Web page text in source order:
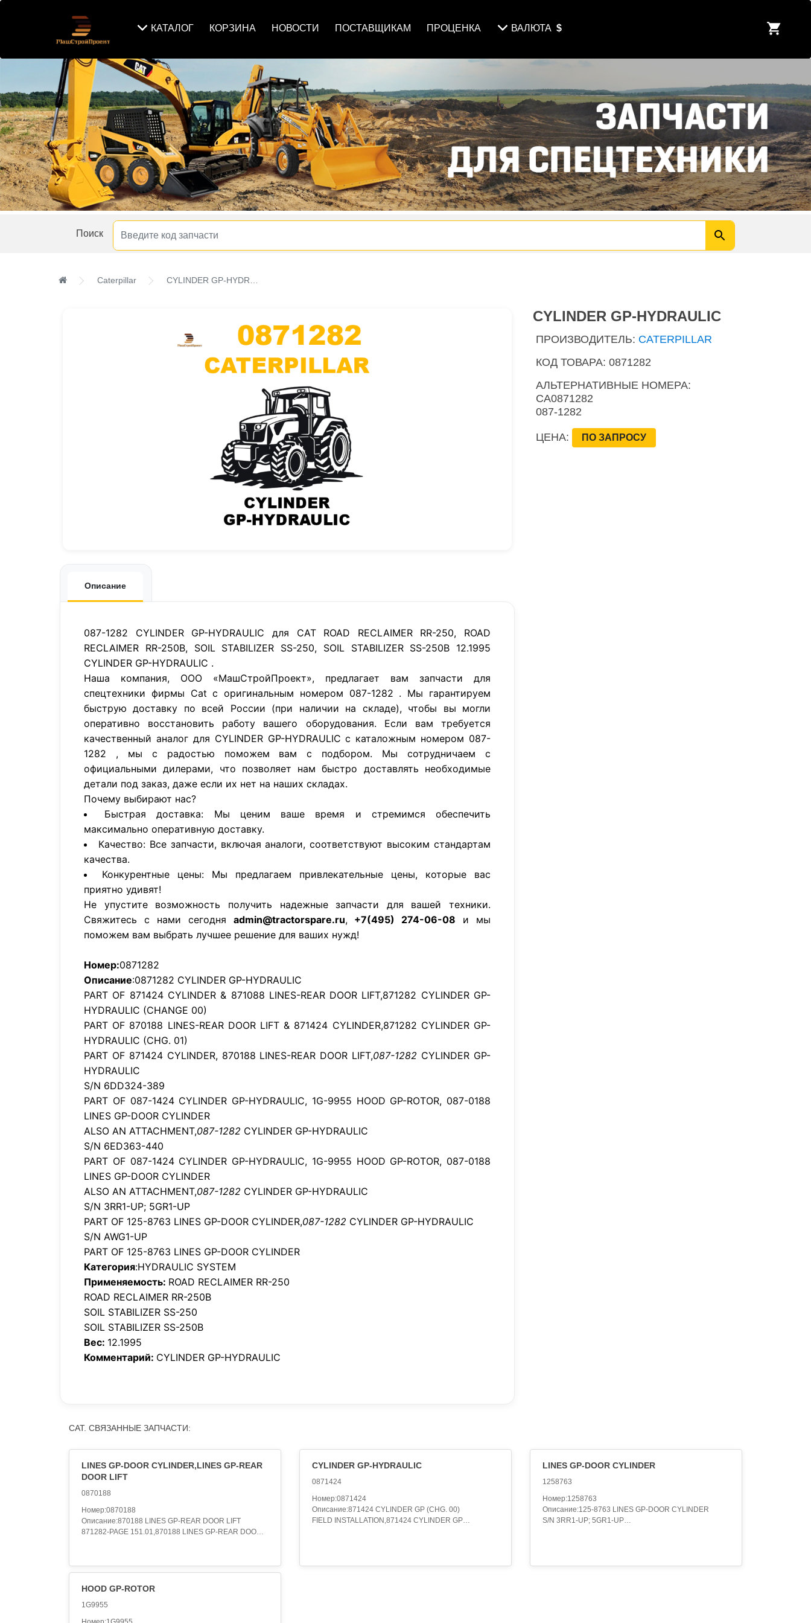
КАТАЛОГ КОРЗИНА НОВОСТИ ПОСТАВЩИКАМ ПРОЦЕНКА ВАЛЮТА $
Поиск
Caterpillar CYLINDER GP-HYDRAULIC
Описание
087-1282 CYLINDER GP-HYDRAULIC для CAT ROAD RECLAIMER RR-250, ROAD
RECLAIMER RR-250B, SOIL STABILIZER SS-250, SOIL STABILIZER SS-250B 12.1995
CYLINDER GP-HYDRAULIC .
Наша компания, ООО «МашСтройПроект», предлагает вам запчасти для
спецтехники фирмы Cat с оригинальным номером 087-1282 . Мы гарантируем
быструю доставку по всей России (при наличии на складе), чтобы вы могли
оперативно восстановить работу вашего оборудования. Если вам требуется
качественный аналог для CYLINDER GP-HYDRAULIC с каталожным номером 087-
1282 , мы с радостью поможем вам с подбором. Мы сотрудничаем с
официальными дилерами, что позволяет нам быстро доставлять необходимые
детали под заказ, даже если их нет на наших складах.
Почему выбирают нас?
Быстрая доставка: Мы ценим ваше время и стремимся обеспечить
максимально оперативную доставку.
Качество: Все запчасти, включая аналоги, соответствуют высоким стандартам
качества.
Конкурентные цены: Мы предлагаем привлекательные цены, которые вас
приятно удивят!
Не упустите возможность получить надежные запчасти для вашей техники.
Свяжитесь с нами сегодня admin@tractorspare.ru, +7(495) 274-06-08 и мы
поможем вам выбрать лучшее решение для ваших нужд!
Номер:0871282
Описание:0871282 CYLINDER GP-HYDRAULIC
PART OF 871424 CYLINDER & 871088 LINES-REAR DOOR LIFT,871282 CYLINDER GP-
HYDRAULIC (CHANGE 00)
PART OF 870188 LINES-REAR DOOR LIFT & 871424 CYLINDER,871282 CYLINDER GP-
HYDRAULIC (CHG. 01)
PART OF 871424 CYLINDER, 870188 LINES-REAR DOOR LIFT,087-1282 CYLINDER GP-
HYDRAULIC
S/N 6DD324-389
PART OF 087-1424 CYLINDER GP-HYDRAULIC, 1G-9955 HOOD GP-ROTOR, 087-0188
LINES GP-DOOR CYLINDER
ALSO AN ATTACHMENT,087-1282 CYLINDER GP-HYDRAULIC
S/N 6ED363-440
PART OF 087-1424 CYLINDER GP-HYDRAULIC, 1G-9955 HOOD GP-ROTOR, 087-0188
LINES GP-DOOR CYLINDER
ALSO AN ATTACHMENT,087-1282 CYLINDER GP-HYDRAULIC
S/N 3RR1-UP; 5GR1-UP
PART OF 125-8763 LINES GP-DOOR CYLINDER,087-1282 CYLINDER GP-HYDRAULIC
S/N AWG1-UP
PART OF 125-8763 LINES GP-DOOR CYLINDER
Категория:HYDRAULIC SYSTEM
Применяемость: ROAD RECLAIMER RR-250
ROAD RECLAIMER RR-250B
SOIL STABILIZER SS-250
SOIL STABILIZER SS-250B
Вес: 12.1995
Комментарий: CYLINDER GP-HYDRAULIC
CYLINDER GP-HYDRAULIC
ПРОИЗВОДИТЕЛЬ: CATERPILLAR
КОД ТОВАРА: 0871282
АЛЬТЕРНАТИВНЫЕ НОМЕРА:
CA0871282
087-1282
ЦЕНА: ПО ЗАПРОСУ
CAT. СВЯЗАННЫЕ ЗАПЧАСТИ:
LINES GP-DOOR CYLINDER,LINES GP-REAR
DOOR LIFT
0870188
Номер:0870188
Описание:870188 LINES GP-REAR DOOR LIFT
871282-PAGE 151.01,870188 LINES GP-REAR DOOR
LIFT
S/N 6DD167-UP
871282-PAGE,870188 LINES GP-REAR DOOR LIFT
871282-PAGE 189.05,087-0188 LINES GP-DOOR
CYLINDER
CYLINDER GP-HYDRAULIC
0871424
Номер:0871424
Описание:871424 CYLINDER GP (CHG. 00)
FIELD INSTALLATION,871424 CYLINDER GP
CYLINDER GP-HYDRAULIC
LINES GP-DOOR CYLINDER
1258763
Номер:1258763
Описание:125-8763 LINES GP-DOOR CYLINDER
S/N 3RR1-UP; 5GR1-UP
PART OF 125-8765 HYDRAULIC AR-AUXILIARY
HOOD GP-ROTOR
1G9955